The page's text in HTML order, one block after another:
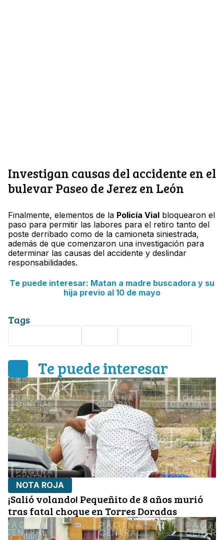
Investigan causas del accidente en el
bulevar Paseo de Jerez en León
Finalmente, elementos de la Policía Vial bloquearon el
paso para permitir las labores para el retiro tanto del
poste derribado como de la camioneta siniestrada,
además de que comenzaron una investigación para
determinar las causas del accidente y deslindar
responsabilidades.
Te puede interesar: Matan a madre buscadora y su
hija previo al 10 de mayo
Tags
Te puede interesar
NOTA ROJA
¡Salió volando! Pequeñito de 8 años murió
tras fatal choque en Torres Doradas